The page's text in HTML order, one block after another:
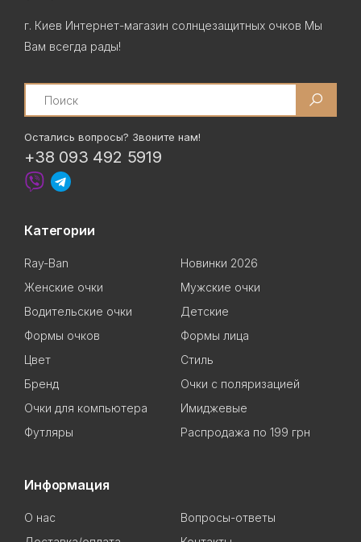
г. Киев Интернет-магазин солнцезащитных очков Мы
Вам всегда рады!
Search
Остались вопросы? Звоните нам!
+38 093 492 5919
Категории
Ray-Ban
Новинки 2026
Женские очки
Мужские очки
Водительские очки
Детские
Формы очков
Формы лица
Цвет
Стиль
Бренд
Очки с поляризацией
Очки для компьютера
Имиджевые
Футляры
Распродажа по 199 грн
Информация
О нас
Вопросы-ответы